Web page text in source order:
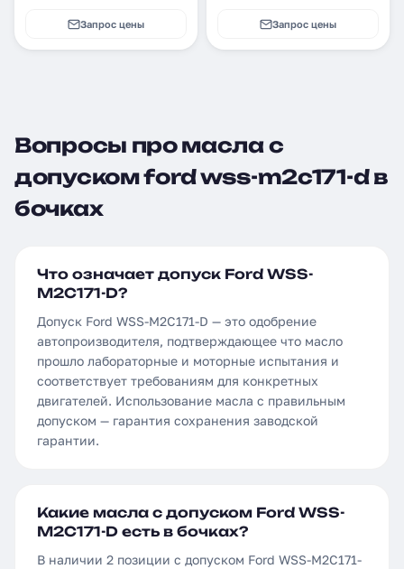
Запрос цены Запрос цены
Вопросы про масла с
допуском ford wss-m2c171-d в
бочках
Что означает допуск Ford WSS-
M2C171-D?
Допуск Ford WSS-M2C171-D — это одобрение
автопроизводителя, подтверждающее что масло
прошло лабораторные и моторные испытания и
соответствует требованиям для конкретных
двигателей. Использование масла с правильным
допуском — гарантия сохранения заводской
гарантии.
Какие масла с допуском Ford WSS-
M2C171-D есть в бочках?
В наличии 2 позиции с допуском Ford WSS-M2C171-